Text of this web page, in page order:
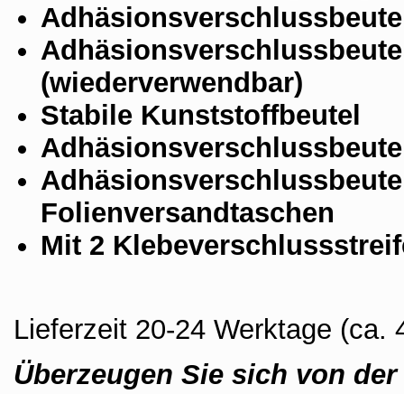
(wiederverwendbar)
Stabile Kunststoffbeutel
Folienversandtaschen
Mit 2
Lieferzeit 20-24 Werktage (ca.
Überzeugen Sie sich von